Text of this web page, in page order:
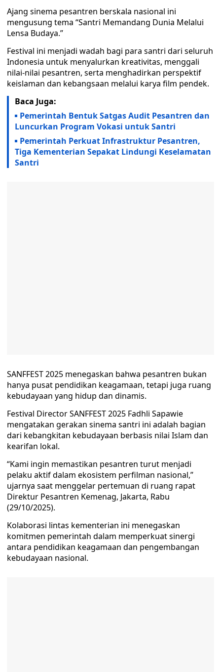
Ajang sinema pesantren berskala nasional ini
mengusung tema “Santri Memandang Dunia Melalui
Lensa Budaya.”
Festival ini menjadi wadah bagi para santri dari seluruh
Indonesia untuk menyalurkan kreativitas, menggali
nilai-nilai pesantren, serta menghadirkan perspektif
keislaman dan kebangsaan melalui karya film pendek.
Baca Juga:
Pemerintah Bentuk Satgas Audit Pesantren dan
Luncurkan Program Vokasi untuk Santri
Pemerintah Perkuat Infrastruktur Pesantren,
Tiga Kementerian Sepakat Lindungi Keselamatan
Santri
SANFFEST 2025 menegaskan bahwa pesantren bukan
hanya pusat pendidikan keagamaan, tetapi juga ruang
kebudayaan yang hidup dan dinamis.
Festival Director SANFFEST 2025 Fadhli Sapawie
mengatakan gerakan sinema santri ini adalah bagian
dari kebangkitan kebudayaan berbasis nilai Islam dan
kearifan lokal.
“Kami ingin memastikan pesantren turut menjadi
pelaku aktif dalam ekosistem perfilman nasional,”
ujarnya saat menggelar pertemuan di ruang rapat
Direktur Pesantren Kemenag, Jakarta, Rabu
(29/10/2025).
Kolaborasi lintas kementerian ini menegaskan
komitmen pemerintah dalam memperkuat sinergi
antara pendidikan keagamaan dan pengembangan
kebudayaan nasional.